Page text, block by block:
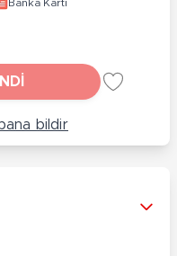
Banka Kartı
bildir